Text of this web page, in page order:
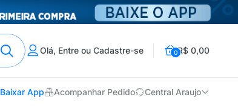
Olá, Entre ou Cadastre-se 0R$ 0,00
Baixar App Acompanhar Pedido Central Araujo